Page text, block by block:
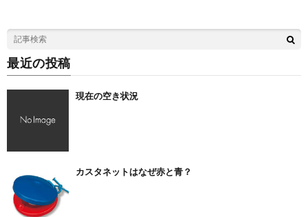
最近の投稿
現在の空き状況
カスタネットはなぜ赤と青？